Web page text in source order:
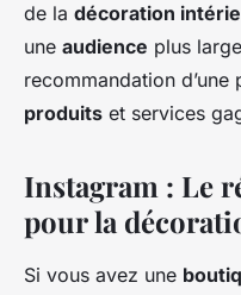
de la décoration
une audience plus
recommandation
produits et services
Instagram : Le
pour la
Si vous avez une